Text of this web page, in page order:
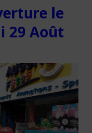
le
29 Août